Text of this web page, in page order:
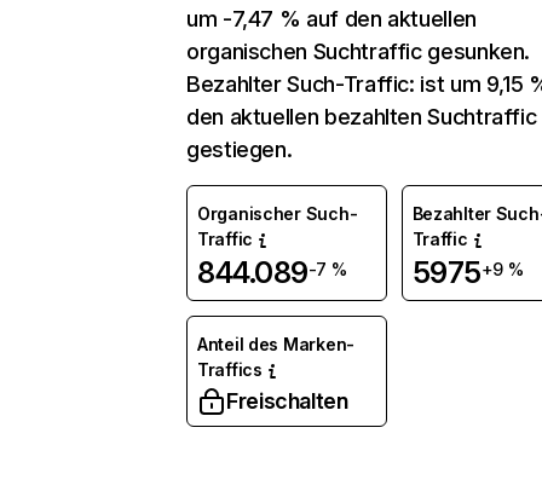
um -7,47 % auf den aktuellen
organischen Suchtraffic gesunken.
Bezahlter Such-Traffic: ist um 9,15
den aktuellen bezahlten Suchtraffic
gestiegen.
Organischer Such-
Traffic
844.089-7 %
Bezahlter
Traffic
5975+9 %
Anteil des Marken-
Traffics
Freischalten